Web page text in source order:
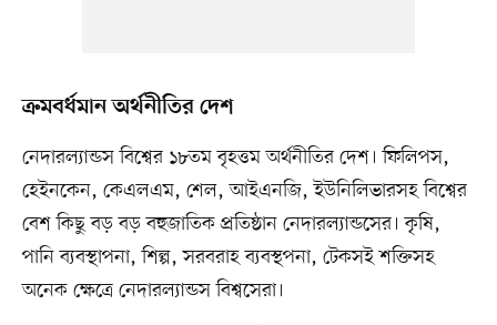
ক্রমবর্ধমান অর্থনীতির দেশ
নেদারল্যান্ডস বিশ্বের ১৮তম বৃহত্তম অর্থনীতির দেশ। ফিলিপস,
হেইনকেন, কেএলএম, শেল, আইএনজি, ইউনিলিভারসহ বিশ্বের
বেশ কিছু বড় বড় বহুজাতিক প্রতিষ্ঠান নেদারল্যান্ডসের। কৃষি,
পানি ব্যবস্থাপনা, শিল্প, সরবরাহ ব্যবস্থপনা, টেকসই শক্তিসহ
অনেক ক্ষেত্রে নেদারল্যান্ডস বিশ্বসেরা।